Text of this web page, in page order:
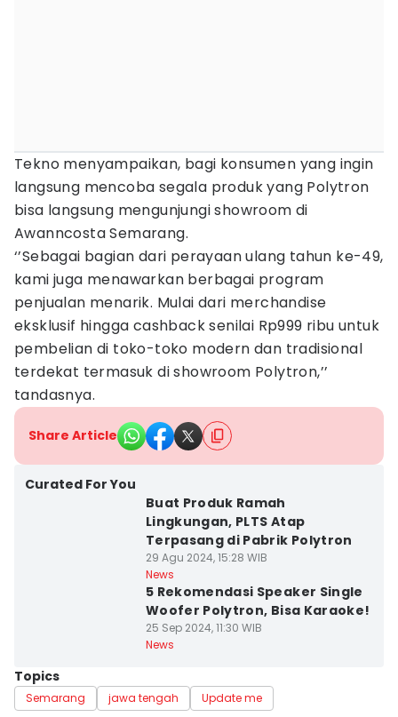
Tekno menyampaikan, bagi konsumen yang ingin
langsung mencoba segala produk yang Polytron
bisa langsung mengunjungi showroom di
Awanncosta Semarang.
‘’Sebagai bagian dari perayaan ulang tahun ke-49,
kami juga menawarkan berbagai program
penjualan menarik. Mulai dari merchandise
eksklusif hingga cashback senilai Rp999 ribu untuk
pembelian di toko-toko modern dan tradisional
terdekat termasuk di showroom Polytron,’’
tandasnya.
Share Article
Curated For You
Buat Produk Ramah
Lingkungan, PLTS Atap
Terpasang di Pabrik Polytron
29 Agu 2024, 15:28 WIB
News
5 Rekomendasi Speaker Single
Woofer Polytron, Bisa Karaoke!
25 Sep 2024, 11:30 WIB
News
Topics
Semarang jawa tengah Update me